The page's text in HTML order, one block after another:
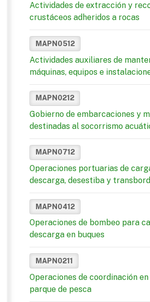
Actividades de extracción y
crustáceos adheridos a rocas
MAPN0512
Actividades auxiliares de
máquinas, equipos e
MAPN0212
Gobierno de embarcaciones y
destinadas al socorrismo
MAPN0712
Operaciones portuarias de
descarga, desestiba y
MAPN0412
Operaciones de bombeo para
descarga en buques
MAPN0211
Operaciones de coordinación
parque de pesca